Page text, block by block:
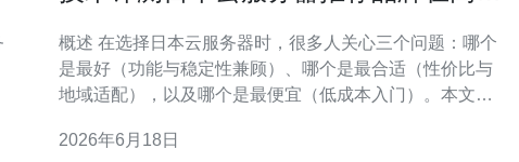
概述 在选择日本云服务器时，很多人关心三个问题：哪个
是最好（功能与稳定性兼顾）、哪个是最合适（性价比与
地域适配），以及哪个是最便宜（低成本入门）。本文围
测，覆盖网络延迟、吞吐、CPU/内存瓶颈、磁盘IO、弹性
2026年6月18日